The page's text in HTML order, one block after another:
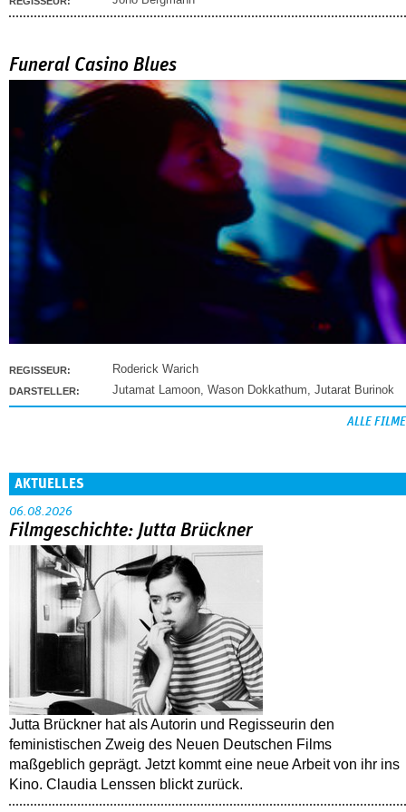
Funeral Casino Blues
REGISSEUR: Roderick Warich
DARSTELLER: Jutamat Lamoon, Wason Dokkathum, Jutarat Burinok
ALLE FILME
AKTUELLES
06.08.2026
Filmgeschichte: Jutta Brückner
Jutta Brückner hat als Autorin und Regisseurin den
feministischen Zweig des Neuen Deutschen Films
maßgeblich geprägt. Jetzt kommt eine neue Arbeit von ihr ins
Kino. Claudia Lenssen blickt zurück.